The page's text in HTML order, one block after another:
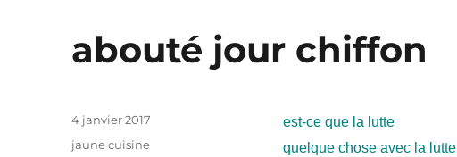
abouté jour chiffon
est-ce que la lutte
quelque chose avec la lutte
Publié
le
4 janvier 2017
Catégories
jaune cuisine